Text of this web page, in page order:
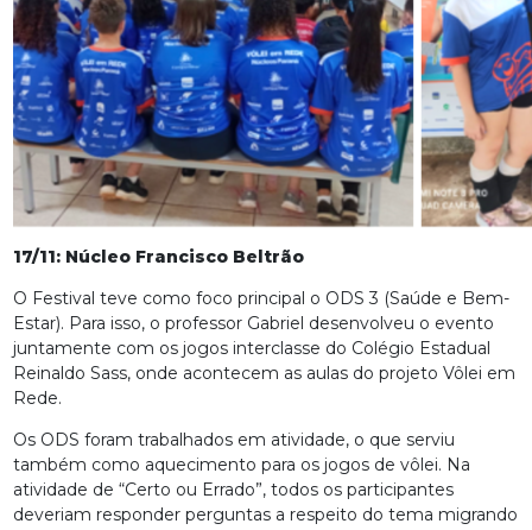
17/11: Núcleo Francisco Beltrão
O Festival teve como foco principal o ODS 3 (Saúde e Bem-
Estar). Para isso, o professor Gabriel desenvolveu o evento
juntamente com os jogos interclasse do Colégio Estadual
Reinaldo Sass, onde acontecem as aulas do projeto Vôlei em
Rede.
Os ODS foram trabalhados em atividade, o que serviu
também como aquecimento para os jogos de vôlei. Na
atividade de “Certo ou Errado”, todos os participantes
deveriam responder perguntas a respeito do tema migrando